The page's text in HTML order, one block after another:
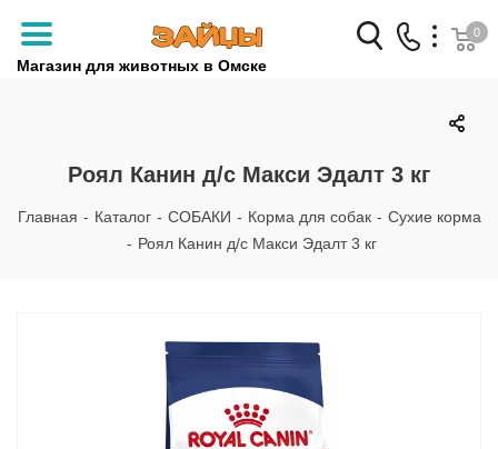
Магазин для животных в Омске
Заказать звонок
+7 (3812) 79-04-04
+7 (950) 959-88-32
0
Роял Канин д/с Макси Эдалт 3 кг
Главная - Каталог - СОБАКИ - Корма для собак - Сухие корма
- Роял Канин д/с Макси Эдалт 3 кг